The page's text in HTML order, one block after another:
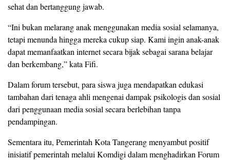
sehat dan bertanggung jawab.
“Ini bukan melarang anak menggunakan media sosial selamanya,
tetapi menunda hingga mereka cukup siap. Kami ingin anak-anak
dapat memanfaatkan internet secara bijak sebagai sarana belajar
dan berkembang,” kata Fifi.
Dalam forum tersebut, para siswa juga mendapatkan edukasi
tambahan dari tenaga ahli mengenai dampak psikologis dan sosial
dari penggunaan media sosial secara berlebihan tanpa
pendampingan.
Sementara itu, Pemerintah Kota Tangerang menyambut positif
inisiatif pemerintah melalui Komdigi dalam menghadirkan Forum